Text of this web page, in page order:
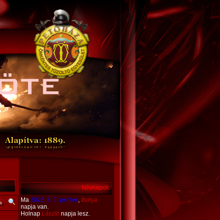
Névnapok
Ma 2026. 8. 7, péntek, Ibolya
napja van.
Holnap László napja lesz.